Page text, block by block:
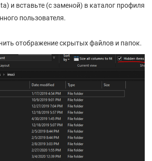
и вставьте (с заменой) в каталог профиля
пользователя.
отображение скрытых файлов и папок.